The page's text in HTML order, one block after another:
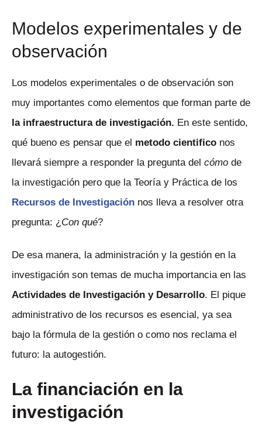
Modelos experimentales y de
observación
Los modelos experimentales o de observación son
muy importantes como elementos que forman parte de
la infraestructura de investigación. En este sentido,
qué bueno es pensar que el metodo cientifico nos
llevará siempre a responder la pregunta del cómo de
la investigación pero que la Teoría y Práctica de los
Recursos de Investigación nos lleva a resolver otra
pregunta: ¿Con qué?
De esa manera, la administración y la gestión en la
investigación son temas de mucha importancia en las
Actividades de Investigación y Desarrollo. El pique
administrativo de los recursos es esencial, ya sea
bajo la fórmula de la gestión o como nos reclama el
futuro: la autogestión.
La financiación en la
investigación